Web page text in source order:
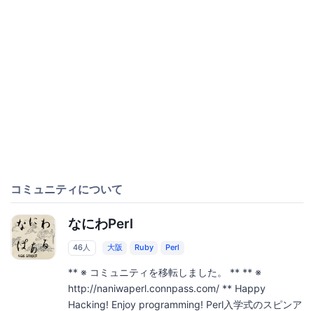
コミュニティについて
なにわPerl
46人 大阪 Ruby Perl
** ※ コミュニティを移転しました。 ** ** ※
http://naniwaperl.connpass.com/ ** Happy
Hacking! Enjoy programming! Perl入学式のスピンア